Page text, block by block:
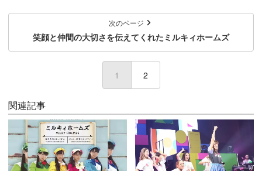
次のページ
笑顔と仲間の大切さを伝えてくれたミルキィホームズ
1 (current)
2
関連記事